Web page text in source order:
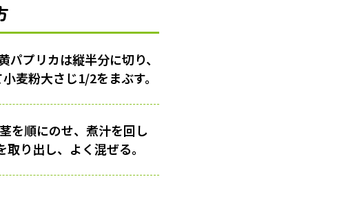
パプリカは縦半分に切り、
麦粉大さじ1/2をまぶす。
を順にのせ、煮汁を回し
り出し、よく混ぜる。